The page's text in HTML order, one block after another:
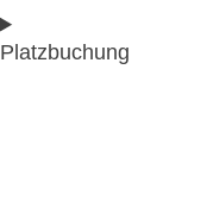
Platzbuchung